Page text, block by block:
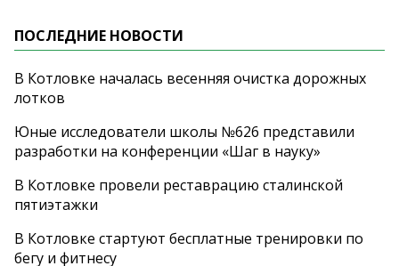
ПОСЛЕДНИЕ НОВОСТИ
В Котловке началась весенняя очистка дорожных
лотков
Юные исследователи школы №626 представили
разработки на конференции «Шаг в науку»
В Котловке провели реставрацию сталинской
пятиэтажки
В Котловке стартуют бесплатные тренировки по
бегу и фитнесу